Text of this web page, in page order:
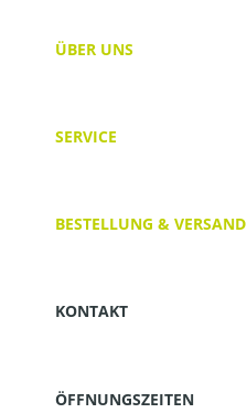
ÜBER UNS
SERVICE
BESTELLUNG & VERSAND
KONTAKT
ÖFFNUNGSZEITEN